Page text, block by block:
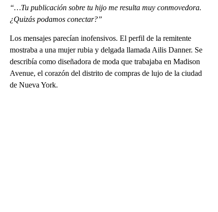
“…Tu publicación sobre tu hijo me resulta muy conmovedora.
¿Quizás podamos conectar?”
Los mensajes parecían inofensivos. El perfil de la remitente
mostraba a una mujer rubia y delgada llamada Ailis Danner. Se
describía como diseñadora de moda que trabajaba en Madison
Avenue, el corazón del distrito de compras de lujo de la ciudad
de Nueva York.